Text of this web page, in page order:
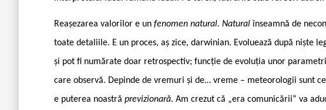
Reașezarea valorilor e un fenomen natural. Naturalînseamnă de
toate detaliile. E un proces, aș zice, darwinian. Evoluează după niște
și pot fi numărate doar retrospectiv; funcție de evoluția unor
care observă. Depinde de vremuri și de… vreme – meteorologii sunt
e puterea noastră previzionară. Am crezut că „era comunicării“ va